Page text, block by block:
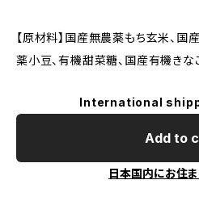
【原材料】国産無農薬もち玄米、
薬小豆、有機甜菜糖、国産有機きな
International
Add to
日本国内にお住